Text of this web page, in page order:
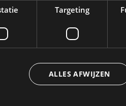
Targeting
ALLES AFWIJZEN